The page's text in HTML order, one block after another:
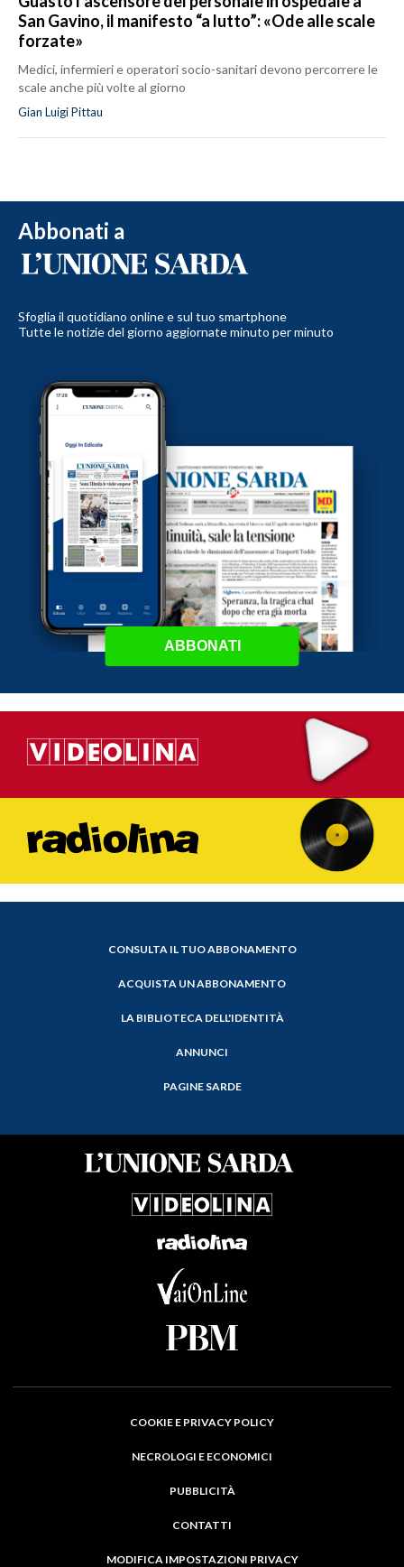
San Gavino, il manifesto “a lutto”: «Ode alle scale
forzate»
Medici, infermieri e operatori socio-sanitari devono percorrere le
scale anche più volte al giorno
Gian Luigi Pittau
Abbonati a
Sfoglia il quotidiano online e sul tuo smartphone
Tutte le notizie del giorno aggiornate minuto per minuto
ABBONATI
CONSULTA IL TUO ABBONAMENTO
ACQUISTA UN ABBONAMENTO
LA BIBLIOTECA DELL'IDENTITÀ
ANNUNCI
PAGINE SARDE
COOKIE E PRIVACY POLICY
NECROLOGI E ECONOMICI
PUBBLICITÀ
CONTATTI
MODIFICA IMPOSTAZIONI PRIVACY